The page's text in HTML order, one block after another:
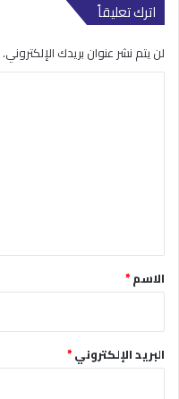
اترك تعليقاً
لن يتم نشر عنوان بريدك الإلكتروني.
*الاسم*
البريد الإلكتروني*